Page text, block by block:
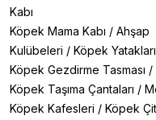
Kabı
Köpek Mama Kabı / Ahşap
Kulübeleri / Köpek Yatakları
Köpek Gezdirme Tasması /
Köpek Taşıma Çantaları /
Köpek Kafesleri / Köpek